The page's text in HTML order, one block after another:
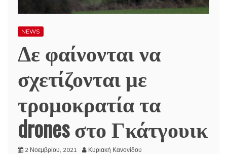
NEWS
Δε φαίνονται να
σχετίζονται με
τρομοκρατία τα
drones στο Γκάτγουικ
2 Νοεμβρίου, 2021 Κυριακή Κανονίδου